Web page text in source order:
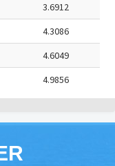
3.6912
4.3086
4.6049
4.9856